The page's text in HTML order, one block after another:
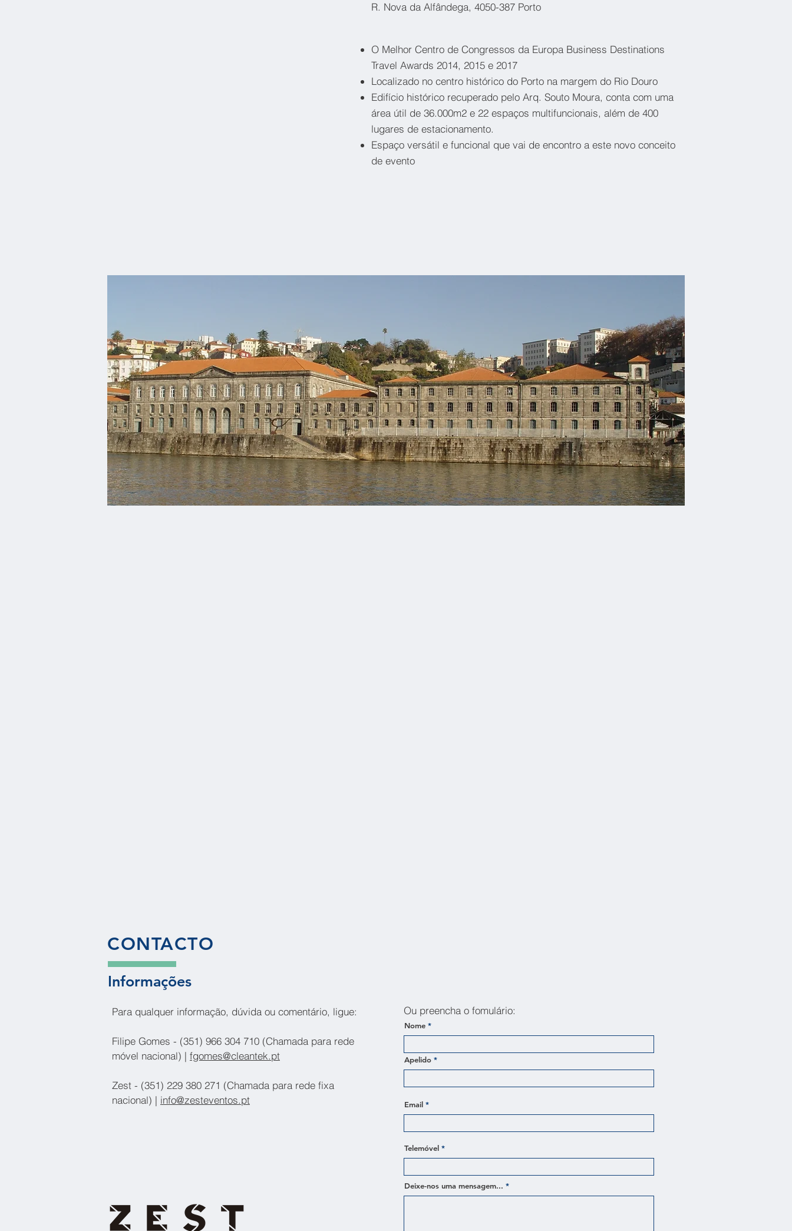
R. Nova da Alfândega, 4050-387 Porto
O Melhor Centro de Congressos da Europa Business Destinations
Travel Awards 2014, 2015 e 2017
Localizado no centro histórico do Porto na margem do Rio Douro
Edifício histórico recuperado pelo Arq. Souto Moura, conta com uma
área útil de 36.000m2 e 22 espaços multifuncionais, além de 400
lugares de estacionamento.
Espaço versátil e funcional que vai de encontro a este novo conceito
de evento
CONTACTO
Informações
Para qualquer informação, dúvida ou comentário, ligue:
Filipe Gomes - (351) 966 304 710 (Chamada para rede
móvel nacional) | fgomes@cleantek.pt
Zest - (351) 229 380 271 (Chamada para rede fixa
nacional) | info@zesteventos.pt
Ou preencha o fomulário:
Nome
Apelido
Email
Telemóvel
Deixe-nos uma mensagem...